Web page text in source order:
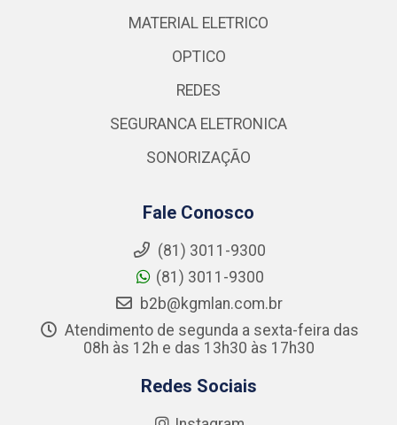
MATERIAL ELETRICO
OPTICO
REDES
SEGURANCA ELETRONICA
SONORIZAÇÃO
Fale Conosco
(81) 3011-9300
(81) 3011-9300
b2b@kgmlan.com.br
Atendimento de segunda a sexta-feira das
08h às 12h e das 13h30 às 17h30
Redes Sociais